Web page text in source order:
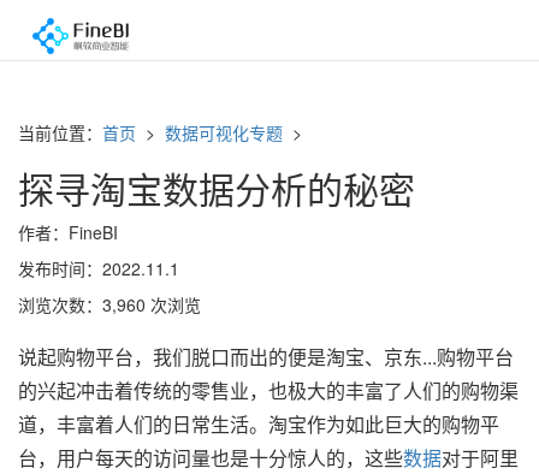
当前位置： 首页 > 数据可视化专题 >
探寻淘宝数据分析的秘密
作者：FineBI
发布时间：2022.11.1
浏览次数：3,960 次浏览
说起购物平台，我们脱口而出的便是淘宝、京东...购物平台
的兴起冲击着传统的零售业，也极大的丰富了人们的购物渠
道，丰富着人们的日常生活。淘宝作为如此巨大的购物平
台，用户每天的访问量也是十分惊人的，这些数据对于阿里